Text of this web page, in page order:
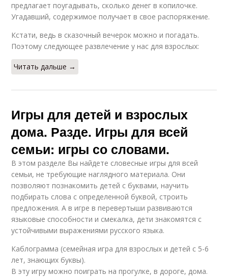
предлагает поугадывать, сколько денег в копилочке.
Угадавший, содержимое получает в свое распоряжение.
Кстати, ведь в сказочный вечерок можно и погадать.
Поэтому следующее развлечение у нас для взрослых:
Читать дальше →
Игры для детей и взрослых
дома. Разде. Игры для всей
семьи: игры со словами.
В этом разделе Вы найдете словесные игры для всей
семьи, не требующие наглядного материала. Они
позволяют познакомить детей с буквами, научить
подбирать слова с определенной буквой, строить
предложения. А в игре в перевертыши развиваются
языковые способности и смекалка, дети знакомятся с
устойчивыми выражениями русского языка.
Каблограмма (семейная игра для взрослых и детей с 5-6
лет, знающих буквы).
В эту игру можно поиграть на прогулке, в дороге, дома.